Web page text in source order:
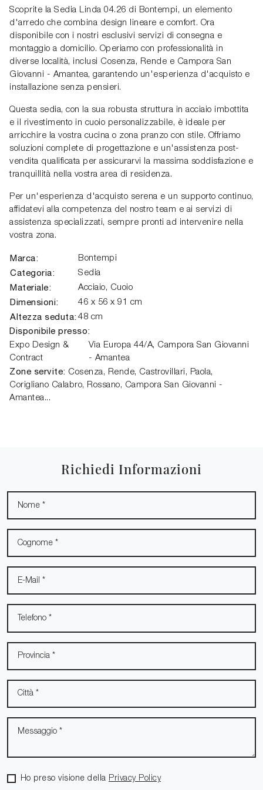
Scoprite la Sedia Linda 04.26 di Bontempi, un elemento
d'arredo che combina design lineare e comfort. Ora
disponibile con i nostri esclusivi servizi di consegna e
montaggio a domicilio. Operiamo con professionalità in
diverse località, inclusi Cosenza, Rende e Campora San
Giovanni - Amantea, garantendo un'esperienza d'acquisto e
installazione senza pensieri.
Questa sedia, con la sua robusta struttura in acciaio imbottita
e il rivestimento in cuoio personalizzabile, è ideale per
arricchire la vostra cucina o zona pranzo con stile. Offriamo
soluzioni complete di progettazione e un'assistenza post-
vendita qualificata per assicurarvi la massima soddisfazione e
tranquillità nella vostra area di residenza.
Per un'esperienza d'acquisto serena e un supporto continuo,
affidatevi alla competenza del nostro team e ai servizi di
assistenza specializzati, sempre pronti ad intervenire nella
vostra zona.
Marca: Bontempi
Categoria: Sedia
Materiale: Acciaio, Cuoio
Dimensioni: 46 x 56 x 91 cm
Altezza seduta: 48 cm
Disponibile presso:
Expo Design &
Contract
Via Europa 44/A, Campora San Giovanni
- Amantea
Zone servite: Cosenza, Rende, Castrovillari, Paola,
Corigliano Calabro, Rossano, Campora San Giovanni -
Amantea...
Richiedi Informazioni
Ho preso visione della Privacy Policy